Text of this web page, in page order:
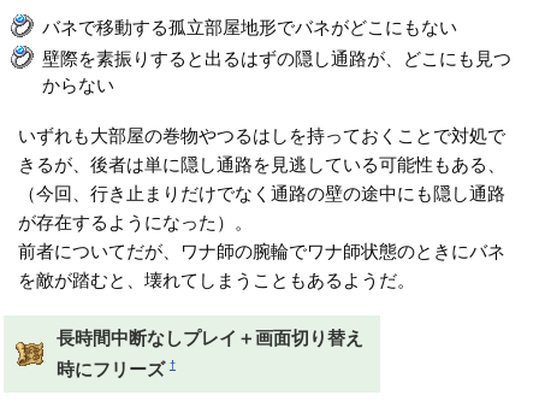
バネで移動する孤立部屋地形でバネがどこにもない
壁際を素振りすると出るはずの隠し通路が、どこにも見つ
からない
いずれも大部屋の巻物やつるはしを持っておくことで対処で
きるが、後者は単に隠し通路を見逃している可能性もある、
（今回、行き止まりだけでなく通路の壁の途中にも隠し通路
が存在するようになった）。
前者についてだが、ワナ師の腕輪でワナ師状態のときにバネ
を敵が踏むと、壊れてしまうこともあるようだ。
長時間中断なしプレイ＋画面切り替え
時にフリーズ †